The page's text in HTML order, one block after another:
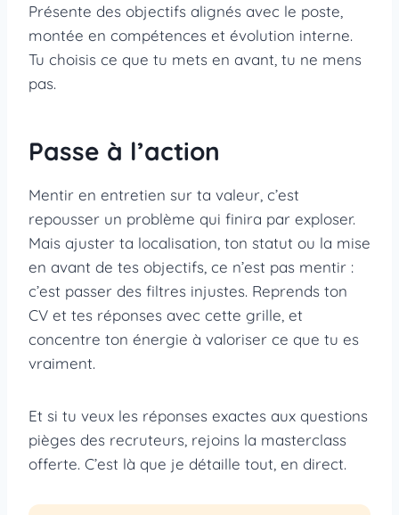
Présente des objectifs alignés avec le poste,
montée en compétences et évolution interne.
Tu choisis ce que tu mets en avant, tu ne mens
pas.
Passe à l’action
Mentir en entretien sur ta valeur, c’est
repousser un problème qui finira par exploser.
Mais ajuster ta localisation, ton statut ou la mise
en avant de tes objectifs, ce n’est pas mentir :
c’est passer des filtres injustes. Reprends ton
CV et tes réponses avec cette grille, et
concentre ton énergie à valoriser ce que tu es
vraiment.
Et si tu veux les réponses exactes aux questions
pièges des recruteurs, rejoins la masterclass
offerte. C’est là que je détaille tout, en direct.